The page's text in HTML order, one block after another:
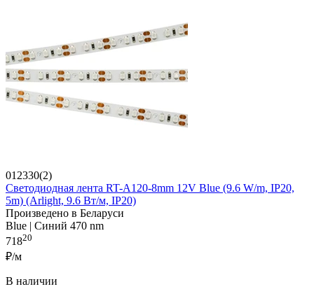
012330(2)
Светодиодная лента RT-A120-8mm 12V Blue (9.6 W/m, IP20,
5m) (Arlight, 9.6 Вт/м, IP20)
Произведено в Беларуси
Blue | Синий 470 nm
71820
₽/м
В наличии